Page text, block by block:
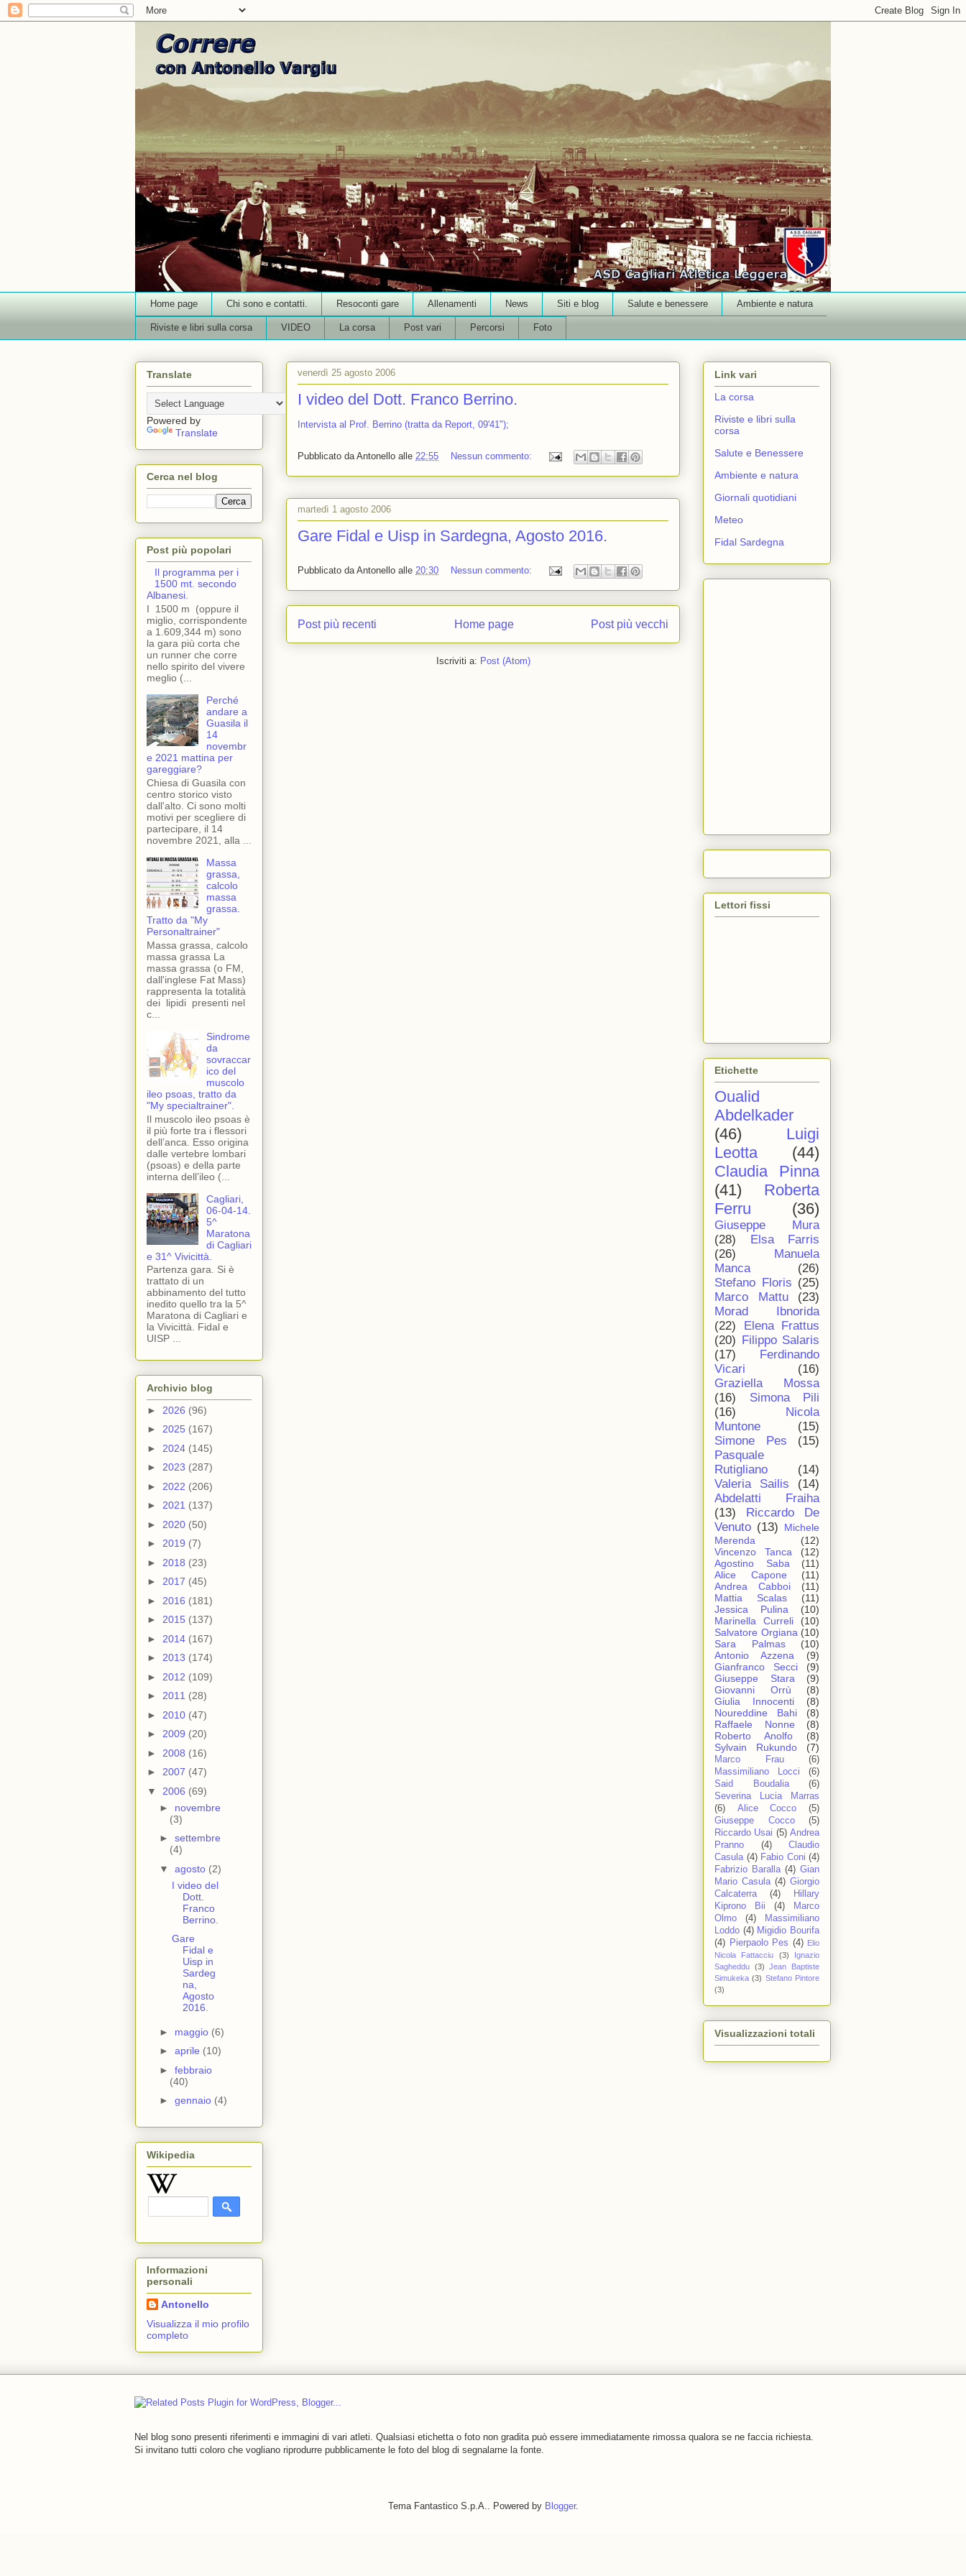
Home page Chi sono e contatti. Resoconti gare Allenamenti News Siti e blog Salute e benessere Ambiente e natura
Riviste e libri sulla corsa VIDEO La corsa Post vari Percorsi Foto
venerdì 25 agosto 2006
I video del Dott. Franco Berrino.
Intervista al Prof. Berrino (tratta da Report, 09'41");
Pubblicato daAntonello alle 22:55 Nessun commento:
martedì 1 agosto 2006
Gare Fidal e Uisp in Sardegna, Agosto 2016.
Pubblicato daAntonello alle 20:30 Nessun commento:
Post più recenti Post più vecchi
Home page
Iscriviti a: Post (Atom)
Translate
Powered by
Translate
Cerca nel blog
Post più popolari
Il programma per i
1500 mt. secondo
Albanesi.
I 1500 m (oppure il
miglio, corrispondente
a 1.609,344 m) sono
la gara più corta che
un runner che corre
nello spirito del vivere
meglio (...
Perché
andare a
Guasila il
14
novembr
e 2021 mattina per
gareggiare?
Chiesa di Guasila con
centro storico visto
dall'alto. Ci sono molti
motivi per scegliere di
partecipare, il 14
novembre 2021, alla ...
Massa
grassa,
calcolo
massa
grassa.
Tratto da "My
Personaltrainer"
Massa grassa, calcolo
massa grassa La
massa grassa (o FM,
dall'inglese Fat Mass)
rappresenta la totalità
dei lipidi presenti nel
c...
Sindrome
da
sovraccar
ico del
muscolo
ileo psoas, tratto da
"My specialtrainer".
Il muscolo ileo psoas è
il più forte tra i flessori
dell’anca. Esso origina
dalle vertebre lombari
(psoas) e della parte
interna dell’ileo (...
Cagliari,
06-04-14.
5^
Maratona
di Cagliari
e 31^ Vivicittà.
Partenza gara. Si è
trattato di un
abbinamento del tutto
inedito quello tra la 5^
Maratona di Cagliari e
la Vivicittà. Fidal e
UISP ...
Archivio blog
► 2026 (96)
► 2025 (167)
► 2024 (145)
► 2023 (287)
► 2022 (206)
► 2021 (137)
► 2020 (50)
► 2019 (7)
► 2018 (23)
► 2017 (45)
► 2016 (181)
► 2015 (137)
► 2014 (167)
► 2013 (174)
► 2012 (109)
► 2011 (28)
► 2010 (47)
► 2009 (20)
► 2008 (16)
► 2007 (47)
▼ 2006 (69)
► novembre
(3)
► settembre
(4)
▼ agosto (2)
I video del
Dott.
Franco
Berrino.
Gare
Fidal e
Uisp in
Sardeg
na,
Agosto
2016.
► maggio (6)
► aprile (10)
► febbraio
(40)
► gennaio (4)
Wikipedia
Informazioni
personali
Antonello
Visualizza il mio profilo
completo
Link vari
La corsa
Riviste e libri sulla
corsa
Salute e Benessere
Ambiente e natura
Giornali quotidiani
Meteo
Fidal Sardegna
Lettori fissi
Etichette
Oualid
Abdelkader
(46)
Luigi
Leotta
(44)
Claudia Pinna
(41)
Roberta
Ferru
(36)
Giuseppe Mura
(28)
Elsa Farris
(26)
Manuela
Manca
(26)
Stefano Floris (25)
Marco Mattu
(23)
Morad Ibnorida
(22)
Elena Frattus
(20)
Filippo Salaris
(17)
Ferdinando
Vicari
(16)
Graziella Mossa
(16)
Simona Pili
(16)
Nicola
Muntone
(15)
Simone Pes
(15)
Pasquale
Rutigliano
(14)
Valeria Sailis
(14)
Abdelatti Fraiha
(13)
Riccardo De
Venuto (13)
Michele
Merenda
(12)
Vincenzo Tanca
(12)
Agostino Saba
(11)
Alice Capone
(11)
Andrea Cabboi
(11)
Mattia Scalas
(11)
Jessica Pulina
(10)
Marinella Curreli
(10)
Salvatore Orgiana (10)
Sara Palmas
(10)
Antonio Azzena
(9)
Gianfranco Secci
(9)
Giuseppe Stara
(9)
Giovanni Orrù
(8)
Giulia Innocenti
(8)
Noureddine Bahi
(8)
Raffaele Nonne
(8)
Roberto Anolfo
(8)
Sylvain Rukundo
(7)
Marco Frau
(6)
Massimiliano Locci
(6)
Said Boudalia
(6)
Severina Lucia Marras
(6)
Alice Cocco
(5)
Giuseppe Cocco
(5)
Riccardo Usai (5) Andrea
Pranno
(4)
Claudio
Casula (4) Fabio Coni (4)
Fabrizio Baralla (4) Gian
Mario Casula (4) Giorgio
Calcaterra
(4)
Hillary
Kiprono Bii
(4)
Marco
Olmo
(4)
Massimiliano
Loddo (4) Migidio Bourifa
(4) Pierpaolo Pes (4)
Elio
Nicola Fattacciu
(3)
Ignazio
Sagheddu (3)
Jean Baptiste
Simukeka (3) Stefano Pintore
(3)
Visualizzazioni totali
Nel blog sono presenti riferimenti e immagini di vari atleti. Qualsiasi etichetta o foto non gradita può essere immediatamente rimossa qualora se ne faccia richiesta.
Si invitano tutti coloro che vogliano riprodurre pubblicamente le foto del blog di segnalarne la fonte.
Tema Fantastico S.p.A.. Powered by Blogger.